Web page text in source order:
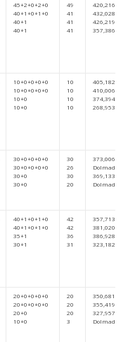
45+2+0+2+0
40+1+0+1+0
40+1
40+1
49
41
41
41
420,21616
432,02883
426,21997
357,38672
10+0+0+0+0
10+0+0+0+0
10+0
10+0
10
10
10
10
405,18297
410,00631
374,39447
268,95336
30+0+0+0+0
30+0+0+0+0
30+0
30+0
30
26
30
20
373,0068
Dolmadı
369,13393
Dolmadı
40+1+0+1+0
40+1+0+1+0
35+1
30+1
42
42
36
31
357,71317
381,02083
386,92869
323,18293
20+0+0+0+0
20+0+0+0+0
20+0
10+0
20
20
20
3
350,68102
355,41958
327,95726
Dolmadı